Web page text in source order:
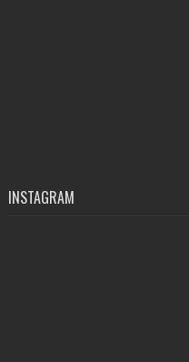
INSTAGRAM